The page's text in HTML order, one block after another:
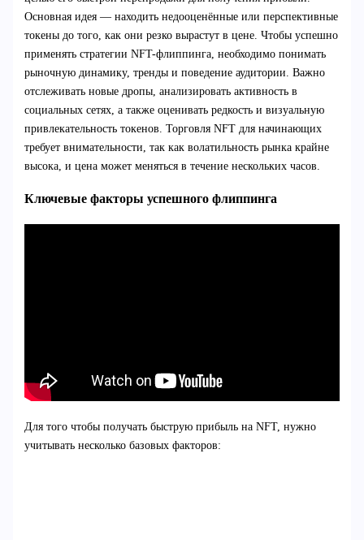
Основная идея — находить недооценённые или перспективные
токены до того, как они резко вырастут в цене. Чтобы успешно
применять стратегии NFT-флиппинга, необходимо понимать
рыночную динамику, тренды и поведение аудитории. Важно
отслеживать новые дропы, анализировать активность в
социальных сетях, а также оценивать редкость и визуальную
привлекательность токенов. Торговля NFT для начинающих
требует внимательности, так как волатильность рынка крайне
высока, и цена может меняться в течение нескольких часов.
Ключевые факторы успешного флиппинга
Для того чтобы получать быструю прибыль на NFT, нужно
учитывать несколько базовых факторов: